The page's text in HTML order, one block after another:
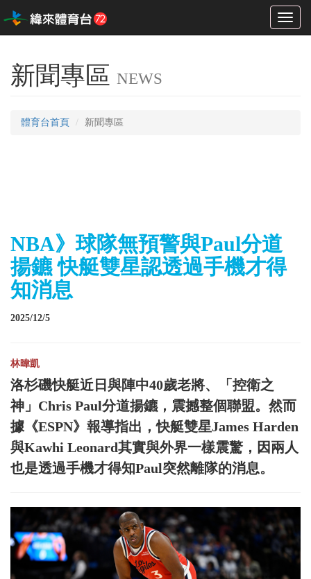
Toggle
新聞專區 NEWS
體育台首頁 新聞專區
NBA》球隊無預警與Paul分道
揚鑣 快艇雙星認透過手機才得
知消息
2025/12/5
林暐凱
洛杉磯快艇近日與陣中40歲老將、「控衛之
神」Chris Paul分道揚鑣，震撼整個聯盟。然而
據《ESPN》報導指出，快艇雙星James Harden
與Kawhi Leonard其實與外界一樣震驚，因兩人
也是透過手機才得知Paul突然離隊的消息。